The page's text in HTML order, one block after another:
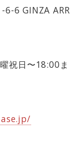
6-6 GINZA ARR
祝日〜18:00ま